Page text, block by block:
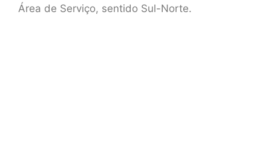
Área de Serviço, sentido Sul-Norte.